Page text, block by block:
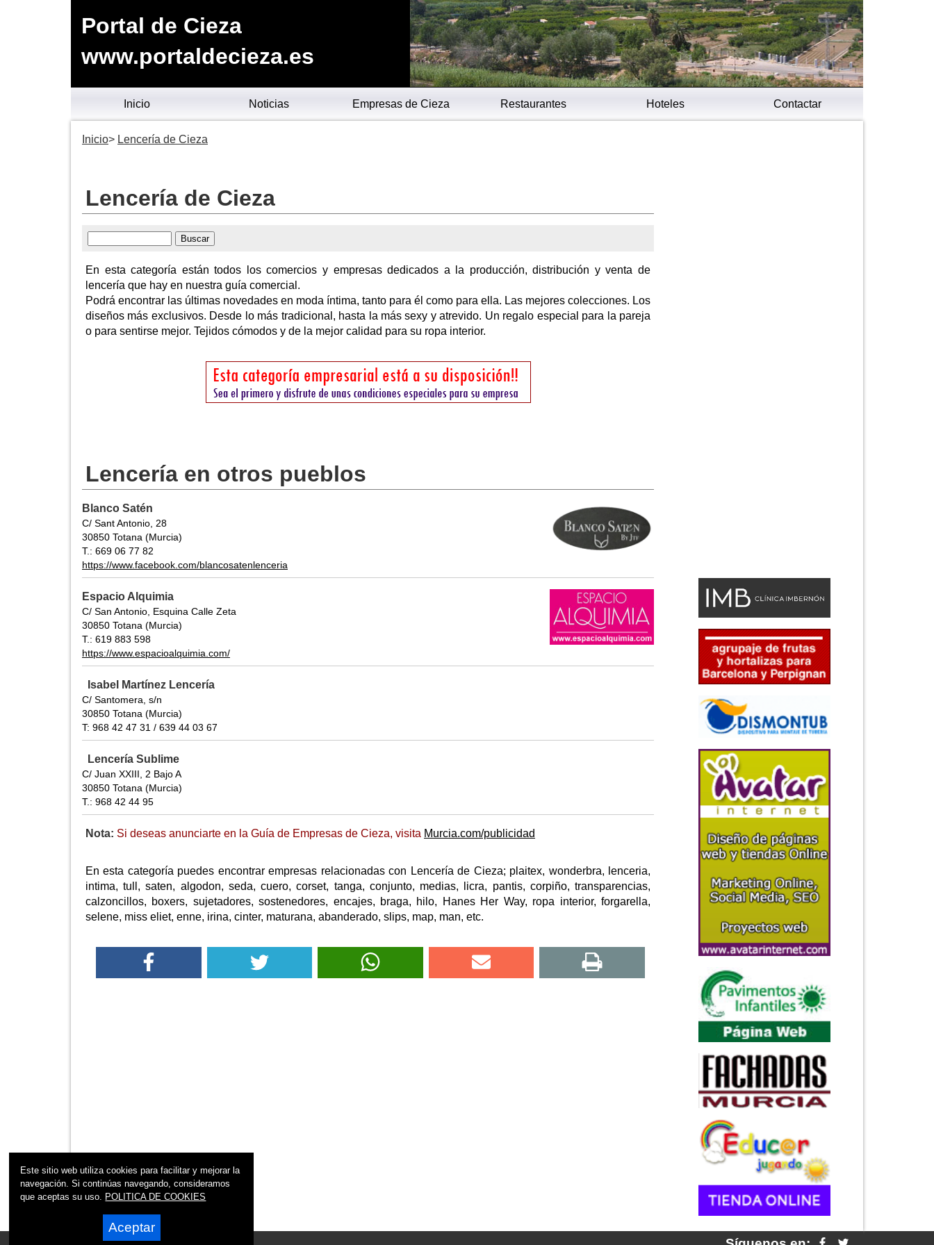
Portal de Cieza
www.portaldecieza.es
Inicio Noticias Empresas de Cieza Restaurantes Hoteles Contactar
Inicio Lencería de Cieza
Lencería de Cieza
En esta categoría están todos los comercios y empresas dedicados a la producción, distribución y venta de
lencería que hay en nuestra guía comercial.
Podrá encontrar las últimas novedades en moda íntima, tanto para él como para ella. Las mejores colecciones. Los
diseños más exclusivos. Desde lo más tradicional, hasta la más sexy y atrevido. Un regalo especial para la pareja
o para sentirse mejor. Tejidos cómodos y de la mejor calidad para su ropa interior.
Lencería en otros pueblos
Blanco Satén
C/ Sant Antonio, 28
30850 Totana (Murcia)
T.: 669 06 77 82
https://www.facebook.com/blancosatenlenceria
Espacio Alquimia
C/ San Antonio, Esquina Calle Zeta
30850 Totana (Murcia)
T.: 619 883 598
https://www.espacioalquimia.com/
Isabel Martínez Lencería
C/ Santomera, s/n
30850 Totana (Murcia)
T: 968 42 47 31 / 639 44 03 67
Lencería Sublime
C/ Juan XXIII, 2 Bajo A
30850 Totana (Murcia)
T.: 968 42 44 95
Nota: Si deseas anunciarte en la Guía de Empresas de Cieza, visita Murcia.com/publicidad
En esta categoría puedes encontrar empresas relacionadas con Lencería de Cieza; plaitex, wonderbra, lenceria,
intima, tull, saten, algodon, seda, cuero, corset, tanga, conjunto, medias, licra, pantis, corpiño, transparencias,
calzoncillos, boxers, sujetadores, sostenedores, encajes, braga, hilo, Hanes Her Way, ropa interior, forgarella,
selene, miss eliet, enne, irina, cinter, maturana, abanderado, slips, map, man, etc.
Este sitio web utiliza cookies para facilitar y mejorar la
navegación. Si continúas navegando, consideramos
que aceptas su uso. POLITICA DE COOKIES
Aceptar